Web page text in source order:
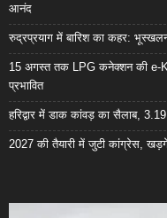
आनंद
रुद्रप्रयाग में बारिश का कहर:
15 अगस्त तक LPG कनेक्शन की e-
प्रभावित
हरिद्वार में डाक कांवड़ का सैलाब,
2027 की तैयारी में जुटी कांग्रेस,